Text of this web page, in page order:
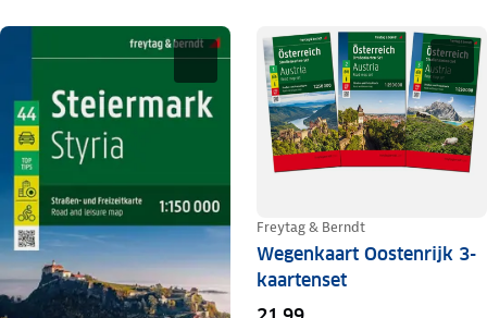
Freytag & Berndt
Wegenkaart Oostenrijk 3-
kaartenset